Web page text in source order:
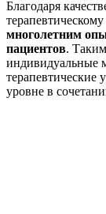
Благодаря
многолетним
пациентов.
индивидуальные
терапевтические
уровне в